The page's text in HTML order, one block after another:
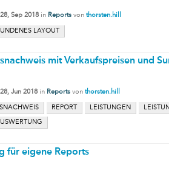
28, Sep 2018 in Reports von thorsten.hill
LAYOUT
mit Verkaufspreisen und
28, Jun 2018 in Reports von thorsten.hill
REPORT LEISTUNGEN
für eigene Reports